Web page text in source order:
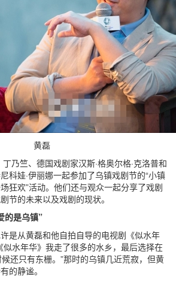
黄磊
乃竺、德国戏剧家汉斯·格奥尔格·克洛普和
科娃·伊丽娜一起参加了乌镇戏剧节的“小镇
欢”活动。他们还与观众一起分享了戏剧
节的未来以及戏剧的现状。
的是乌镇”
是从黄磊和他自拍自导的电视剧《似水年
似水年华》我走了很多的水乡，最后选择在
还只有东栅。”那时的乌镇几近荒寂，但黄
的静谧。